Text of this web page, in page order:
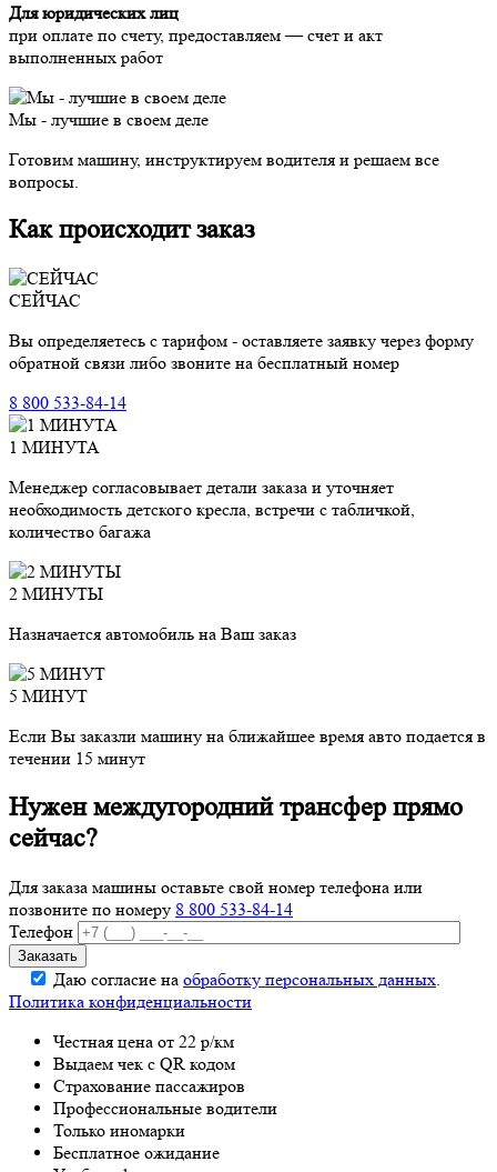
Для юридических лиц
при оплате по счету, предоставляем — счет и акт
выполненных работ
Мы - лучшие в своем деле
Готовим машину, инструктируем водителя и решаем все
вопросы.
Как происходит заказ
СЕЙЧАС
Вы определяетесь с тарифом - оставляете заявку через форму
обратной связи либо звоните на бесплатный номер
8 800 533-84-14
1 МИНУТА
Менеджер согласовывает детали заказа и уточняет
необходимость детского кресла, встречи с табличкой,
количество багажа
2 МИНУТЫ
Назначается автомобиль на Ваш заказ
5 МИНУТ
Если Вы заказли машину на ближайшее время авто подается в
течении 15 минут
Нужен междугородний трансфер прямо
сейчас?
Для заказа машины оставьте свой номер телефона или
позвоните по номеру 8 800 533-84-14
Телефон
Даю согласие на обработку персональных данных.
Политика конфиденциальности
Честная цена от 22 р/км
Выдаем чек с QR кодом
Страхование пассажиров
Профессиональные водители
Только иномарки
Бесплатное ожидание